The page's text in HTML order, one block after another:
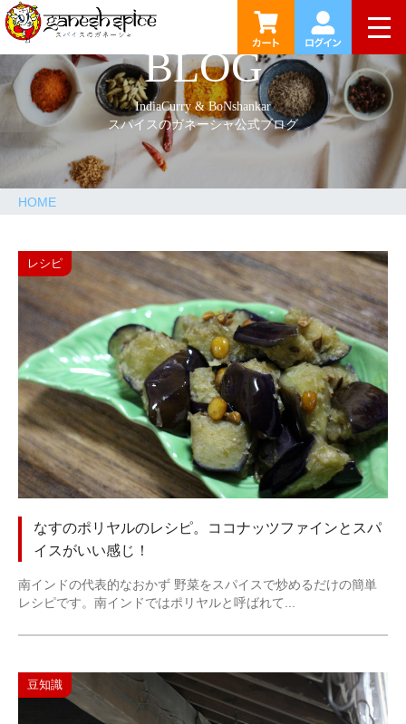
BLOG
IndiaCurry & BoNshankar
スパイスのガネーシャ公式ブログ
HOME
レシピ
なすのポリヤルのレシピ。ココナッツファインとスパ
イスがいい感じ！
南インドの代表的なおかず 野菜をスパイスで炒めるだけの簡単
レシピです。南インドではポリヤルと呼ばれて...
豆知識